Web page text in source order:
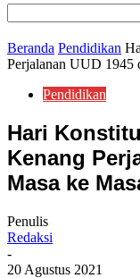
Beranda Pendidikan
Perjalanan UUD 1945
Pendidikan
Hari
Kenang
Masa ke
Penulis
Redaksi
-
20 Agustus 2021